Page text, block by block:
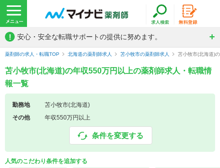
! 安心・安全な転職サポートの提供に努めます。
薬剤師の求人・転職TOP 北海道の薬剤師求人 苫小牧市の薬剤師求人 苫小牧市(北海道)
苫小牧市(北海道)の年収550万円以上の薬剤師求人・転職情
報一覧
勤務地
苫小牧市(北海道)
その他
年収550万円以上
条件を変更する
人気のこだわり条件を追加する